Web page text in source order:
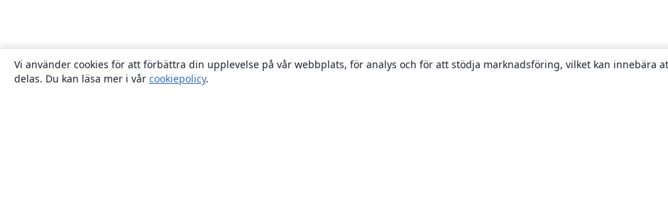
Vi använder cookies för att förbättra din upplevelse på vår webbplats, för analys och för att stödja marknadsföring, vilket kan innebära
delas. Du kan läsa mer i vår cookiepolicy.